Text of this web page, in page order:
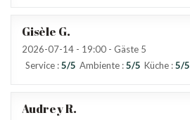
Gisèle G
2026-07-14 - 19:00 - Gäste 5
Service :5/5 Ambiente :5/5 Küche :5/5
AudreyR